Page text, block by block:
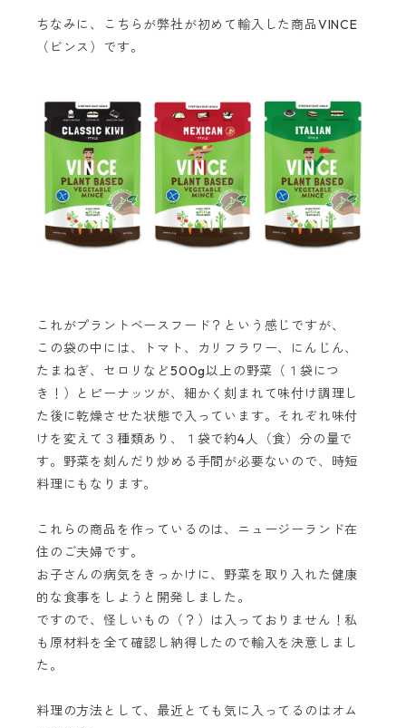
ちなみに、こちらが弊社が初めて輸入した商品VINCE
（ビンス）です。
これがプラントベースフード？という感じですが、
この袋の中には、トマト、カリフラワー、にんじん、
たまねぎ、セロリなど500g以上の野菜（１袋につ
き！）とピーナッツが、細かく刻まれて味付け調理し
た後に乾燥させた状態で入っています。それぞれ味付
けを変えて３種類あり、１袋で約4人（食）分の量で
す。野菜を刻んだり炒める手間が必要ないので、時短
料理にもなります。
これらの商品を作っているのは、ニュージーランド在
住のご夫婦です。
お子さんの病気をきっかけに、野菜を取り入れた健康
的な食事をしようと開発しました。
ですので、怪しいもの（？）は入っておりません！私
も原材料を全て確認し納得したので輸入を決意しまし
た。
料理の方法として、最近とても気に入ってるのはオム